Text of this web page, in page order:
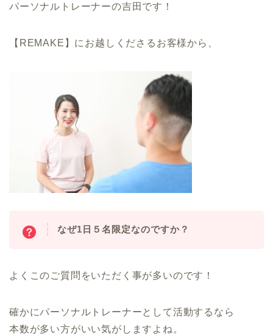
パーソナルトレーナーの吉田です！
【REMAKE】にお越しくださるお客様から、
なぜ1日５名限定なのですか？
よくこのご質問をいただく事が多いのです！
確かにパーソナルトレーナーとして活動するなら
本数が多い方がいい気がしますよね。